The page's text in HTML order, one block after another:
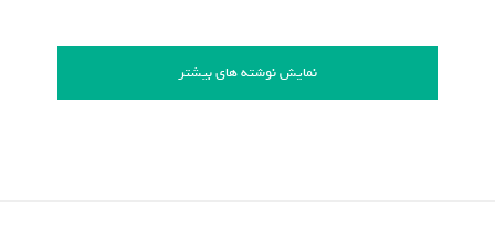
نمایش نوشته های بیشتر